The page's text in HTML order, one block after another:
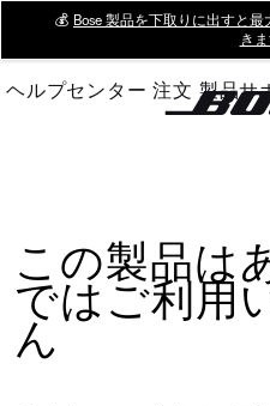
Main
💰 Bose 製品を下取りに出すと
きま
ヘルプセンター 注文 製品サ
この製品は
ではご利用
ん